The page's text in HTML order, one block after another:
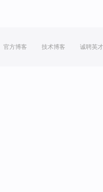
官方博客 技术博客 诚聘英才